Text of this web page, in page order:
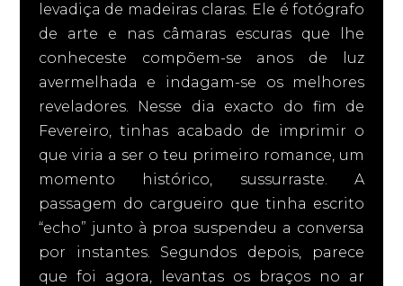
levadiça de madeiras claras. Ele é fotógrafo
de arte e nas câmaras escuras que lhe
conheceste compõem-se anos de luz
avermelhada e indagam-se os melhores
reveladores. Nesse dia exacto do fim de
Fevereiro, tinhas acabado de imprimir o
que viria a ser o teu primeiro romance, um
momento histórico, sussurraste. A
passagem do cargueiro que tinha escrito
“echo” junto à proa suspendeu a conversa
por instantes. Segundos depois, parece
que foi agora, levantas os braços no ar